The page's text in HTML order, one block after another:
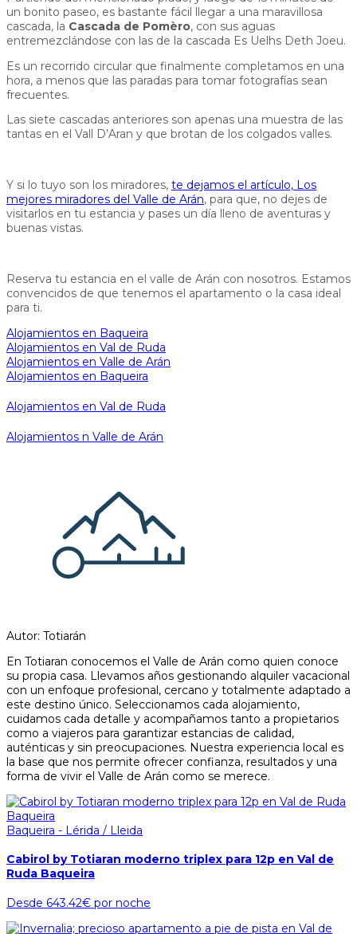
un bonito paseo, es bastante fácil llegar a una maravillosa
cascada, la Cascada de Pomèro, con sus aguas
entremezclándose con las de la cascada Es Uelhs Deth Joeu.
Es un recorrido circular que finalmente completamos en una
hora, a menos que las paradas para tomar fotografías sean
frecuentes.
Las siete cascadas anteriores son apenas una muestra de las
tantas en el Vall D’Aran y que brotan de los colgados valles.
Y si lo tuyo son los miradores, te dejamos el artículo, Los
mejores miradores del Valle de Arán, para que, no dejes de
visitarlos en tu estancia y pases un día lleno de aventuras y
buenas vistas.
Reserva tu estancia en el valle de Arán con nosotros. Estamos
convencidos de que tenemos el apartamento o la casa ideal
para ti.
Alojamientos en Baqueira
Alojamientos en Val de Ruda
Alojamientos en Valle de Arán
Alojamientos en Baqueira
Alojamientos en Val de Ruda
Alojamientos n Valle de Arán
Autor: Totiarán
En Totiaran conocemos el Valle de Arán como quien conoce
su propia casa. Llevamos años gestionando alquiler vacacional
con un enfoque profesional, cercano y totalmente adaptado a
este destino único. Seleccionamos cada alojamiento,
cuidamos cada detalle y acompañamos tanto a propietarios
como a viajeros para garantizar estancias de calidad,
auténticas y sin preocupaciones. Nuestra experiencia local es
la base que nos permite ofrecer confianza, resultados y una
forma de vivir el Valle de Arán como se merece.
Baqueira - Lérida / Lleida
Cabirol by Totiaran moderno triplex para 12p en Val de
Ruda Baqueira
Desde 643.42€ por noche